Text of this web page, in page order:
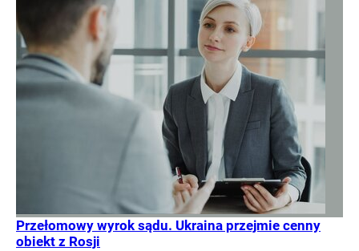
Przełomowy wyrok sądu. Ukraina przejmie cenny
obiekt z Rosji